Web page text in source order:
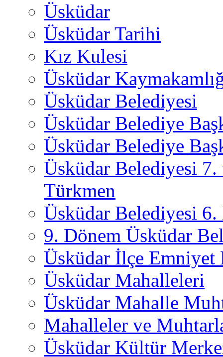
Üsküdar
Üsküdar Tarihi
Kız Kulesi
Üsküdar
Üsküdar Belediyesi
Üsküdar Belediye
Üsküdar Belediye
Üsküdar Belediyesi
Türkmen
Üsküdar Belediyesi 6.
9. Dönem Üsküdar
Üsküdar İlçe
Üsküdar Mahalleleri
Üsküdar Mahalle
Mahalleler ve
Üsküdar Kültür